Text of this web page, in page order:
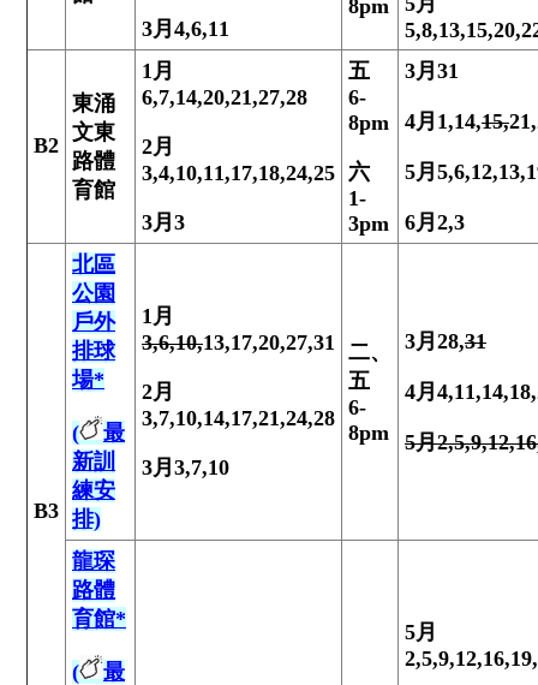
3月 4,6,11
8pm
B2
東涌
文東
路體
育館
1月
6,7,14,20,21,27,28
2月
3,4,10,11,17,18,24,25
3月 3
五
6-
8pm
六
1-
3pm
3月 31
4月 1,14,15,
5月
6月 2,3
B3
北區
公園
戶外
排球
場*
(
最
新訓
練安
排)
1月
3,6,10,13,17,20,27,31
2月
3,7,10,14,17,21,24,28
3月3,7,10
二、
五
6-
8pm
3月 28,31
4月
5月
龍琛
路體
育館*
(
最
5月